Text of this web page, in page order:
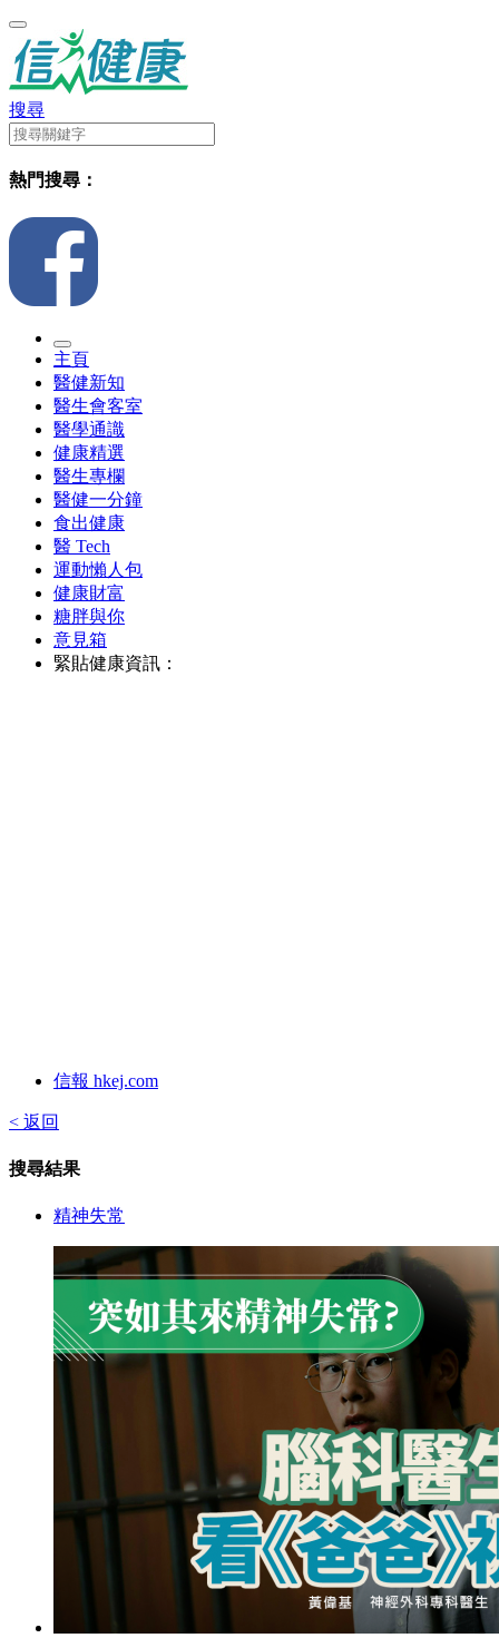
搜尋
熱門搜尋：
主頁
醫健新知
醫生會客室
醫學通識
健康精選
醫生專欄
醫健一分鐘
食出健康
醫 Tech
運動懶人包
健康財富
糖胖與你
意見箱
緊貼健康資訊：
信報 hkej.com
< 返回
搜尋結果
精神失常